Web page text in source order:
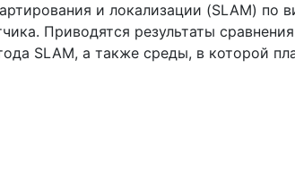
и локализации (SLAM) по
Приводятся результаты
SLAM, а также среды, в которой